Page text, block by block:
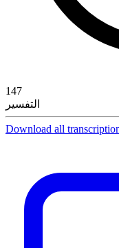
147
التفسير
Download all